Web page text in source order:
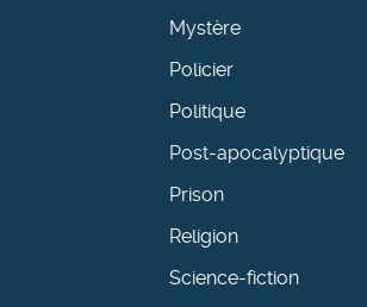
Mystère
Policier
Politique
Post-apocalyptique
Prison
Religion
Science-fiction